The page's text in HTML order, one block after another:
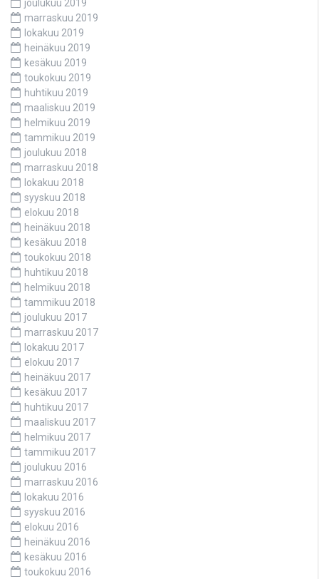
joulukuu 2019
marraskuu 2019
lokakuu 2019
heinäkuu 2019
kesäkuu 2019
toukokuu 2019
huhtikuu 2019
maaliskuu 2019
helmikuu 2019
tammikuu 2019
joulukuu 2018
marraskuu 2018
lokakuu 2018
syyskuu 2018
elokuu 2018
heinäkuu 2018
kesäkuu 2018
toukokuu 2018
huhtikuu 2018
helmikuu 2018
tammikuu 2018
joulukuu 2017
marraskuu 2017
lokakuu 2017
elokuu 2017
heinäkuu 2017
kesäkuu 2017
huhtikuu 2017
maaliskuu 2017
helmikuu 2017
tammikuu 2017
joulukuu 2016
marraskuu 2016
lokakuu 2016
syyskuu 2016
elokuu 2016
heinäkuu 2016
kesäkuu 2016
toukokuu 2016